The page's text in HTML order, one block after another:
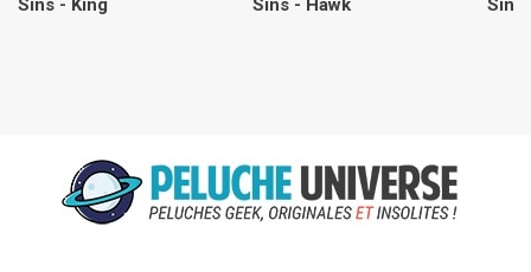
Sins - King
Sins - Hawk
Sins